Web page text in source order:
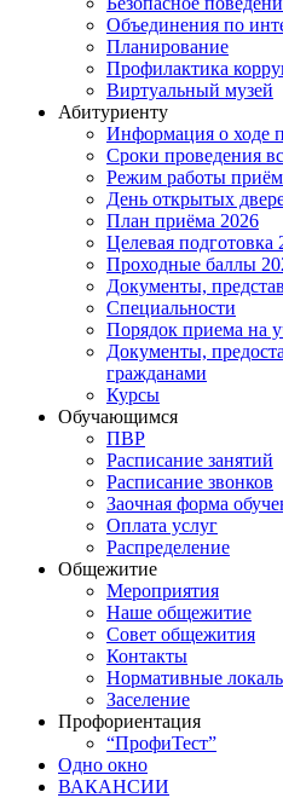
Объединения по
Планирование
Профилактика
Виртуальный музей
Абитуриенту
Информация о ходе
Сроки проведения
Режим работы
День открытых
План приёма 2026
Целевая подготовка
Проходные баллы
Документы,
Специальности
Порядок приема на
Документы,
гражданами
Курсы
Обучающимся
ПВР
Расписание занятий
Расписание звонков
Заочная форма
Оплата услуг
Распределение
Общежитие
Мероприятия
Наше общежитие
Совет общежития
Контакты
Нормативные
Заселение
Профориентация
“ПрофиТест”
Одно окно
ВАКАНСИИ